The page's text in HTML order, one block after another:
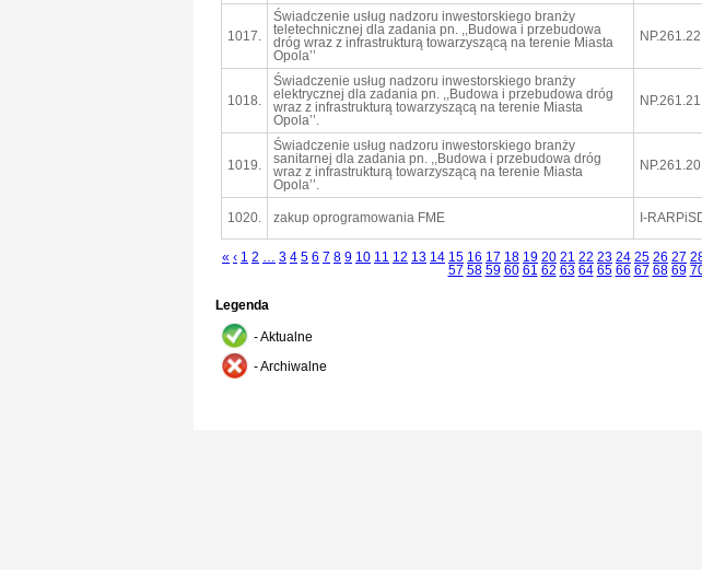
1017.
Świadczenie usług nadzoru inwestorskiego branży
teletechnicznej dla zadania pn. ,,Budowa i przebudowa
dróg wraz z infrastrukturą towarzyszącą na terenie Miasta
Opola’’
1018.
Świadczenie usług nadzoru inwestorskiego branży
elektrycznej dla zadania pn. ,,Budowa i przebudowa dróg
wraz z infrastrukturą towarzyszącą na terenie Miasta
Opola’’.
1019.
Świadczenie usług nadzoru inwestorskiego branży
sanitarnej dla zadania pn. ,,Budowa i przebudowa dróg
wraz z infrastrukturą towarzyszącą na terenie Miasta
Opola’’.
1020. zakup oprogramowania FME I-
« ‹ 1 2 … 3 4 5 6 7 8 9 10 11 12 13 14 15 16 17 18 19 20 21 22 23 24 25 26 27
57 58 59 60 61 62 63 64 65 66 67 68 69
Legenda
- Aktualne
- Archiwalne